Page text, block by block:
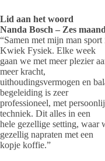
Lid aan het woord
Nanda Bosch – Zes
“Samen met mijn man
Kwiek Fysiek. Elke week
gaan we met meer plezier
meer kracht,
uithoudingsvermogen en
begeleiding is zeer
professioneel, met
techniek. Dit alles in een
hele gezellige setting, waar
gezellig napraten met een
kopje koffie.”